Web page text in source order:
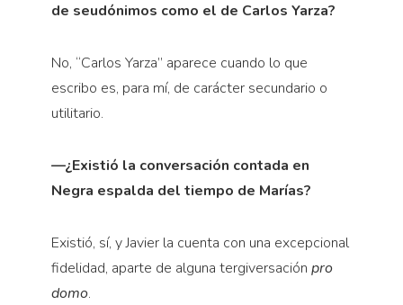
de seudónimos como el de Carlos Yarza?
No, “Carlos Yarza” aparece cuando lo que
escribo es, para mí, de carácter secundario o
utilitario.
—¿Existió la conversación contada en
Negra espalda del tiempo de Marías?
Existió, sí, y Javier la cuenta con una excepcional
fidelidad, aparte de alguna tergiversación pro
domo.